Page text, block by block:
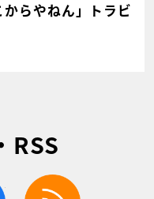
らやねん」トラビ
RSS
facebook